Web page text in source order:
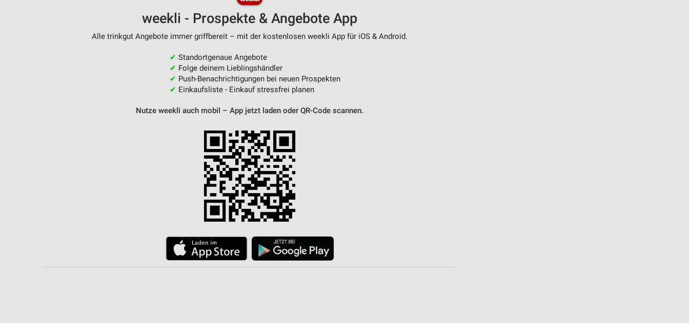
weekli - Prospekte & Angebote App
Alle trinkgut Angebote immer griffbereit – mit der kostenlosen weekli App für iOS & Android.
✔ Standortgenaue Angebote
✔ Folge deinem Lieblingshändler
✔ Push-Benachrichtigungen bei neuen Prospekten
✔ Einkaufsliste - Einkauf stressfrei planen
Nutze weekli auch mobil – App jetzt laden oder QR-Code scannen.